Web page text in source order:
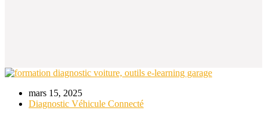
mars 15, 2025
Diagnostic Véhicule Connecté